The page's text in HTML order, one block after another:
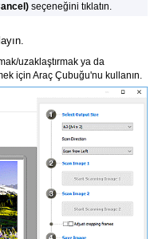
seçeneğini tıklatın.
uzaklaştırmak ya da
için Araç Çubuğu'nu kullanın.